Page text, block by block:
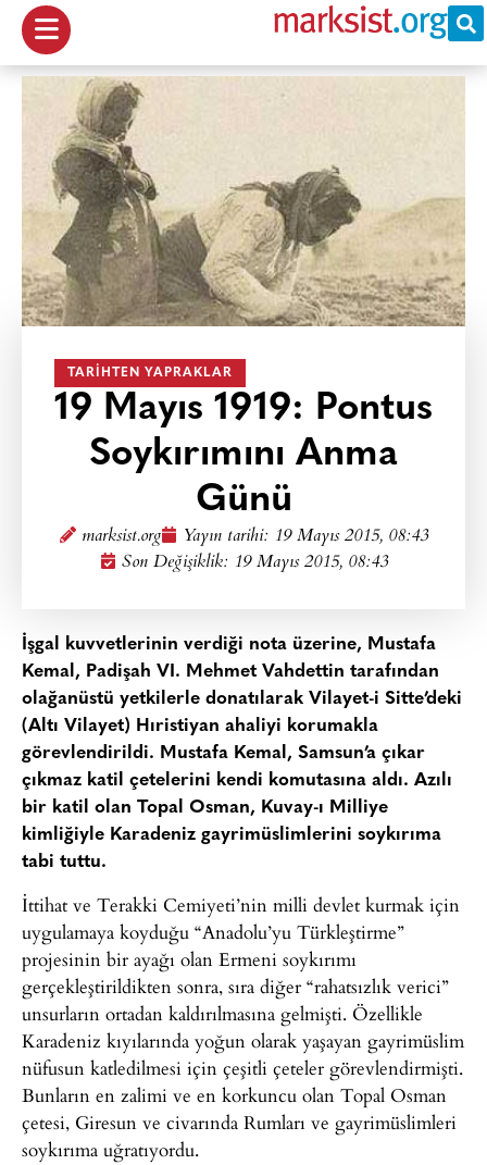
TARIHTEN YAPRAKLAR
19 Mayıs 1919: Pontus
Soykırımını Anma
Günü
marksist.org Yayın tarihi: 19 Mayıs 2015, 08:43
Son Değişiklik: 19 Mayıs 2015, 08:43
İşgal kuvvetlerinin verdiği nota üzerine, Mustafa
Kemal, Padişah VI. Mehmet Vahdettin tarafından
olağanüstü yetkilerle donatılarak Vilayet-i Sitte’deki
(Altı Vilayet) Hıristiyan ahaliyi korumakla
görevlendirildi. Mustafa Kemal, Samsun’a çıkar
çıkmaz katil çetelerini kendi komutasına aldı. Azılı
bir katil olan Topal Osman, Kuvay-ı Milliye
kimliğiyle Karadeniz gayrimüslimlerini soykırıma
tabi tuttu.
İttihat ve Terakki Cemiyeti’nin milli devlet kurmak için
uygulamaya koyduğu “Anadolu’yu Türkleştirme”
projesinin bir ayağı olan Ermeni soykırımı
gerçekleştirildikten sonra, sıra diğer “rahatsızlık verici”
unsurların ortadan kaldırılmasına gelmişti. Özellikle
Karadeniz kıyılarında yoğun olarak yaşayan gayrimüslim
nüfusun katledilmesi için çeşitli çeteler görevlendirmişti.
Bunların en zalimi ve en korkuncu olan Topal Osman
çetesi, Giresun ve civarında Rumları ve gayrimüslimleri
soykırıma uğratıyordu.